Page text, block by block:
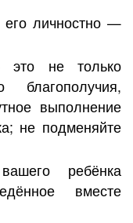
его личностно —
это не только
благополучия,
выполнение
не подменяйте
ребёнка
вместе